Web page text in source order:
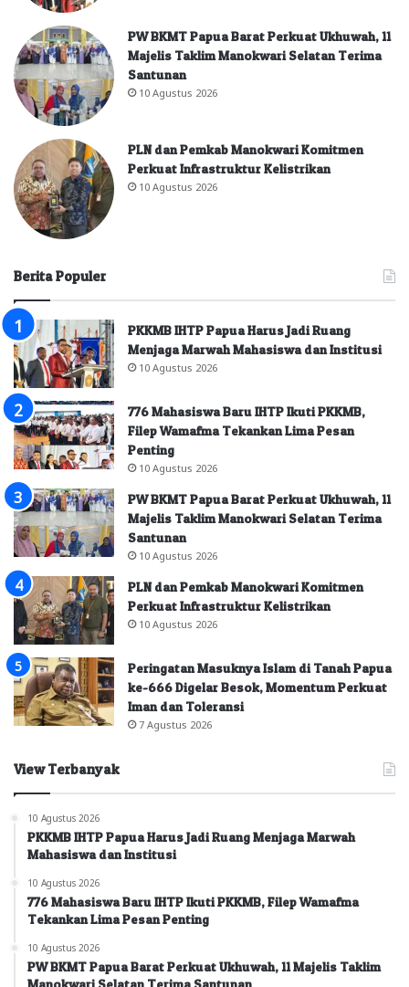
PW BKMT Papua Barat Perkuat Ukhuwah, 11
Majelis Taklim Manokwari Selatan Terima
Santunan
10 Agustus 2026
PLN dan Pemkab Manokwari Komitmen
Perkuat Infrastruktur Kelistrikan
10 Agustus 2026
Berita Populer
PKKMB IHTP Papua Harus Jadi Ruang
Menjaga Marwah Mahasiswa dan Institusi
10 Agustus 2026
776 Mahasiswa Baru IHTP Ikuti PKKMB,
Filep Wamafma Tekankan Lima Pesan
Penting
10 Agustus 2026
PW BKMT Papua Barat Perkuat Ukhuwah, 11
Majelis Taklim Manokwari Selatan Terima
Santunan
10 Agustus 2026
PLN dan Pemkab Manokwari Komitmen
Perkuat Infrastruktur Kelistrikan
10 Agustus 2026
Peringatan Masuknya Islam di Tanah Papua
ke-666 Digelar Besok, Momentum Perkuat
Iman dan Toleransi
7 Agustus 2026
View Terbanyak
10 Agustus 2026
PKKMB IHTP Papua Harus Jadi Ruang Menjaga Marwah
Mahasiswa dan Institusi
10 Agustus 2026
776 Mahasiswa Baru IHTP Ikuti PKKMB, Filep Wamafma
Tekankan Lima Pesan Penting
10 Agustus 2026
PW BKMT Papua Barat Perkuat Ukhuwah, 11 Majelis Taklim
Manokwari Selatan Terima Santunan